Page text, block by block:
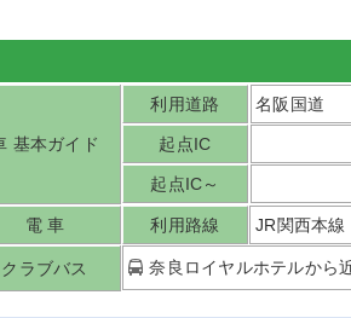
基本ガイド
利用道路 名阪国道
起点IC
起点IC～
電 車 利用路線 JR関西本線
クラブバス 奈良ロイヤルホテルから